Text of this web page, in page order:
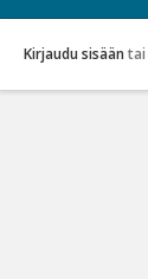
Kirjaudu sisään tai